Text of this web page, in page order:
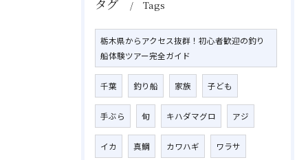
タグ Tags
栃木県からアクセス抜群！初心者歓迎の釣り
船体験ツアー完全ガイド
千葉 釣り船 家族 子ども
手ぶら 旬 キハダマグロ アジ
イカ 真鯛 カワハギ ワラサ